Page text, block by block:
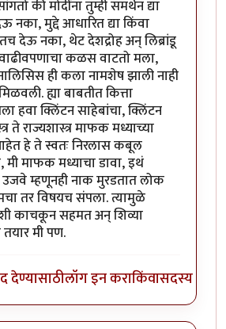
toविरोधात वैयक्तिक पण नाहीby
की मोदींना तुम्ही समर्थन द्या
नका, मुद्दे आधारित द्या किंवा
देऊ नका, थेट देशद्रोह अन् लिब्रांडू
कळस वाटतो मला,
ही कला नामशेष झाली नाही
ह्या बाबतीत कित्ता
हवा क्लिंटन साहेबांचा, क्लिंटन
ते राज्यशास्त्र माफक मध्याच्या
हे ते स्वतः निरलास कबूल
मी माफक मध्याचा डावा, इथं
म्हणूनही नाक मुरडतात लोक
तर विषयच संपला. त्यामुळे
काचकून सहमत अन् शिव्या
मी पण.
देण्यासाठीलॉग इन कराकिंवासदस्य व्हा